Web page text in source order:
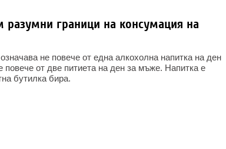
граници на консумация на
не повече от една алкохолна напитка на ден
повече от две питиета на ден за мъже. Напитка е
бутилка бира.